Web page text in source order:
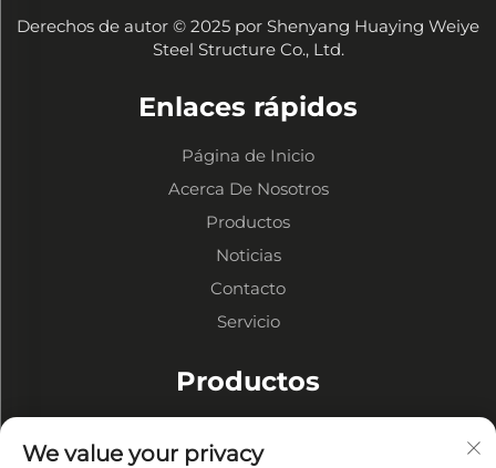
Derechos de autor © 2025 por Shenyang Huaying Weiye
Steel Structure Co., Ltd.
Enlaces rápidos
Página de Inicio
Acerca De Nosotros
Productos
Noticias
Contacto
Servicio
Productos
Talleres de Estructuras Metálicas
We value your privacy